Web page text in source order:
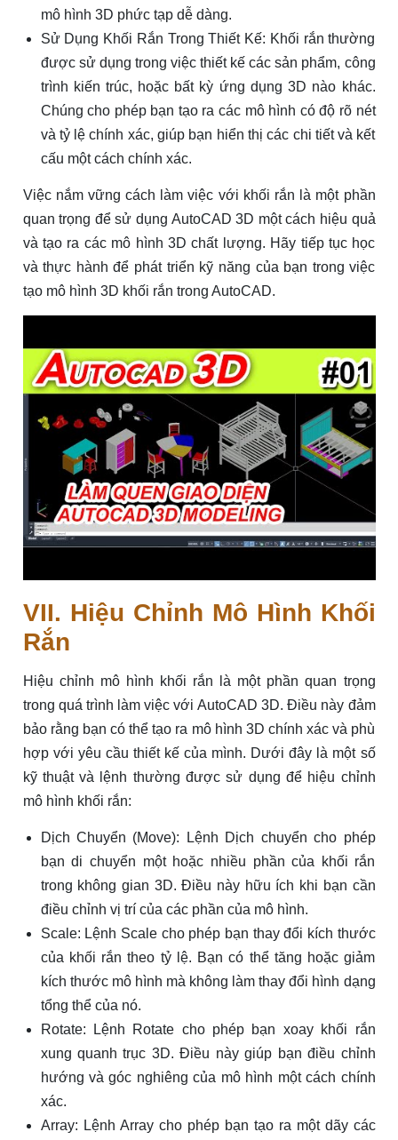
mô hình 3D phức tạp dễ dàng.
Sử Dụng Khối Rắn Trong Thiết Kế: Khối rắn thường
được sử dụng trong việc thiết kế các sản phẩm, công
trình kiến trúc, hoặc bất kỳ ứng dụng 3D nào khác.
Chúng cho phép bạn tạo ra các mô hình có độ rõ nét
và tỷ lệ chính xác, giúp bạn hiển thị các chi tiết và kết
cấu một cách chính xác.
Việc nắm vững cách làm việc với khối rắn là một phần
quan trọng để sử dụng AutoCAD 3D một cách hiệu quả
và tạo ra các mô hình 3D chất lượng. Hãy tiếp tục học
và thực hành để phát triển kỹ năng của bạn trong việc
tạo mô hình 3D khối rắn trong AutoCAD.
VII. Hiệu Chỉnh Mô Hình Khối
Rắn
Hiệu chỉnh mô hình khối rắn là một phần quan trọng
trong quá trình làm việc với AutoCAD 3D. Điều này đảm
bảo rằng bạn có thể tạo ra mô hình 3D chính xác và phù
hợp với yêu cầu thiết kế của mình. Dưới đây là một số
kỹ thuật và lệnh thường được sử dụng để hiệu chỉnh
mô hình khối rắn:
Dịch Chuyển (Move): Lệnh Dịch chuyển cho phép
bạn di chuyển một hoặc nhiều phần của khối rắn
trong không gian 3D. Điều này hữu ích khi bạn cần
điều chỉnh vị trí của các phần của mô hình.
Scale: Lệnh Scale cho phép bạn thay đổi kích thước
của khối rắn theo tỷ lệ. Bạn có thể tăng hoặc giảm
kích thước mô hình mà không làm thay đổi hình dạng
tổng thể của nó.
Rotate: Lệnh Rotate cho phép bạn xoay khối rắn
xung quanh trục 3D. Điều này giúp bạn điều chỉnh
hướng và góc nghiêng của mô hình một cách chính
xác.
Array: Lệnh Array cho phép bạn tạo ra một dãy các